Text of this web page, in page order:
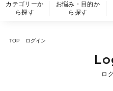
カテゴリーか
ら探す
お悩み・目的か
ら探す
TOP ログイン
ロ